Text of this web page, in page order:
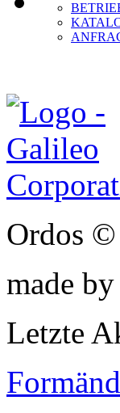
Ordos
made by
Letzte